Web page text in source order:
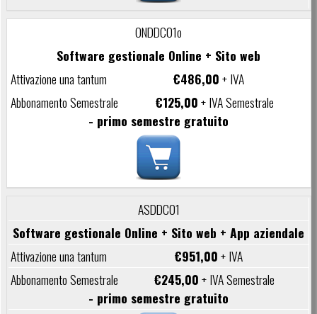
ONDDC01o
Software gestionale Online + Sito web
€486,00+ IVA
€125,00+ IVA Semestrale
- primo semestre gratuito
ASDDC01
Software gestionale Online + Sito web + App aziendale
€951,00+ IVA
€245,00+ IVA Semestrale
- primo semestre gratuito